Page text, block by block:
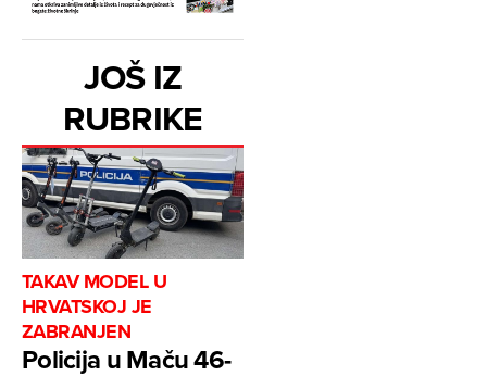
JOŠ IZ
RUBRIKE
TAKAV MODEL U
HRVATSKOJ JE
ZABRANJEN
Policija u Maču 46-